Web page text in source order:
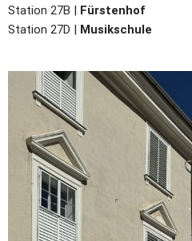
Station 27B | Fürstenhof
Station 27D | Musikschule